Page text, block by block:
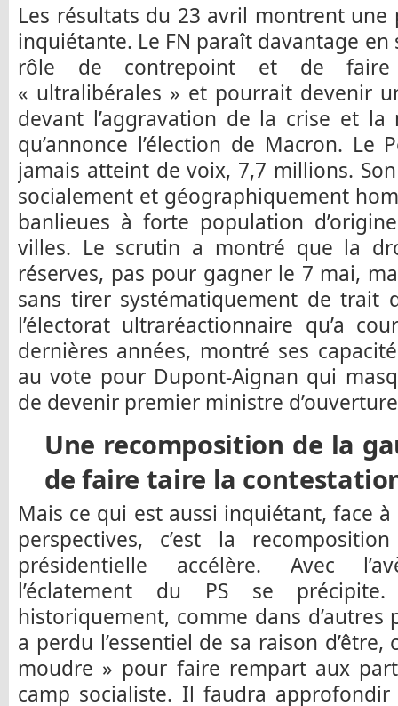
Les résultats du 23 avril montrent une
inquiétante. Le FN paraît davantage
rôle de contrepoint et de faire
« ultralibérales » et pourrait devenir
devant l’aggravation de la crise et la
qu’annonce l’élection de Macron.
jamais atteint de voix, 7,7 millions.
socialement et géographiquement
banlieues à forte population
villes. Le scrutin a montré que la
réserves, pas pour gagner le 7 mai,
sans tirer systématiquement de trait
l’électorat ultraréactionnaire qu’a
dernières années, montré ses
au vote pour Dupont-Aignan qui
de devenir premier ministre
Une recomposition de la
de faire taire la
Mais ce qui est aussi inquiétant, face
perspectives, c’est la
présidentielle accélère. Avec
l’éclatement du PS se précipite.
historiquement, comme dans d’autres
a perdu l’essentiel de sa raison
moudre » pour faire rempart aux
camp socialiste. Il faudra